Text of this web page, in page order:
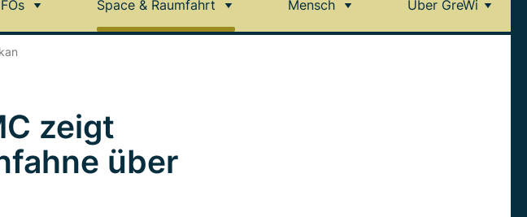
Space & Raumfahrt Mensch Über GreWi
zeigt
über